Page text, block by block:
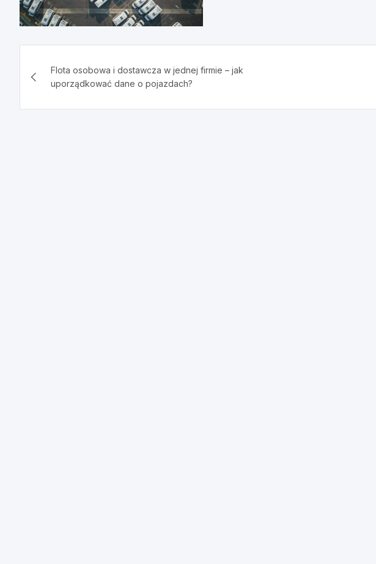
wpisuFlota osobowa i dostawcza w jednej firmie – jak
uporządkować dane o pojazdach?